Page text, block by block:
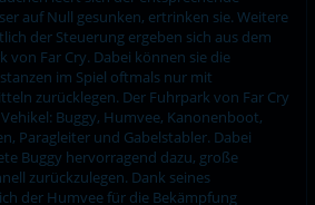
auf Null gesunken, ertrinken sie. Weitere
der Steuerung ergeben sich aus dem
von Far Cry. Dabei können sie die
im Spiel oftmals nur mit
zurücklegen. Der Fuhrpark von Far Cry
Buggy, Humvee, Kanonenboot,
Paragleiter und Gabelstabler. Dabei
Buggy hervorragend dazu, große
zurückzulegen. Dank seines
der Humvee für die Bekämpfung